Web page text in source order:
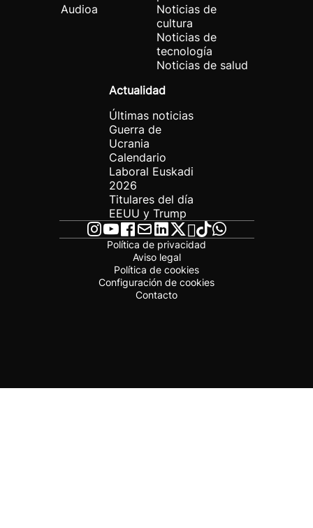
Audioa
Noticias de
cultura
Noticias de
tecnología
Noticias de salud
Actualidad
Últimas noticias
Guerra de
Ucrania
Calendario
Laboral Euskadi
2026
Titulares del día
EEUU y Trump
Política de privacidad
Aviso legal
Política de cookies
Configuración de cookies
Contacto